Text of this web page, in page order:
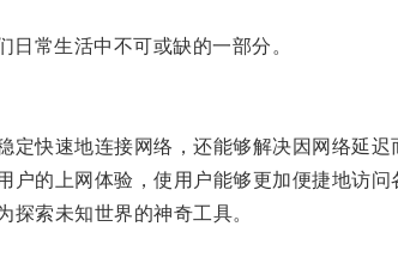
常生活中不可或缺的一部分。
快速地连接网络，还能够解决因网络延迟
上网体验，使用户能够更加便捷地访问
索未知世界的神奇工具。